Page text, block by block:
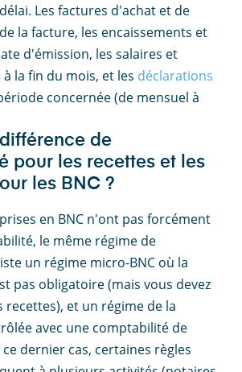
Les factures d'achat et de
la facture, les encaissements et
d'émission, les salaires et
la fin du mois, et les déclarations
concernée (de mensuel à
de
pour les recettes et les
les BNC ?
en BNC n'ont pas forcément
le même régime de
un régime micro-BNC où la
pas obligatoire (mais vous devez
et un régime de la
avec une comptabilité de
dernier cas, certaines règles